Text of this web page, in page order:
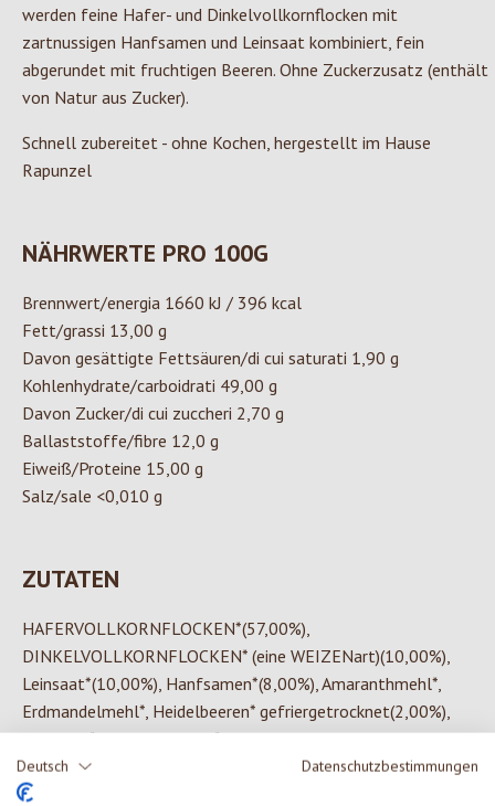
Deutsch Datenschutzbestimmungen
werden feine Hafer- und Dinkelvollkornflocken mit
zartnussigen Hanfsamen und Leinsaat kombiniert, fein
abgerundet mit fruchtigen Beeren. Ohne Zuckerzusatz (enthält
von Natur aus Zucker).
Schnell zubereitet - ohne Kochen, hergestellt im Hause
Rapunzel
NÄHRWERTE PRO 100G
Brennwert/energia 1660 kJ / 396 kcal
Fett/grassi 13,00 g
Davon gesättigte Fettsäuren/di cui saturati 1,90 g
Kohlenhydrate/carboidrati 49,00 g
Davon Zucker/di cui zuccheri 2,70 g
Ballaststoffe/fibre 12,0 g
Eiweiß/Proteine 15,00 g
Salz/sale <0,010 g
ZUTATEN
HAFERVOLLKORNFLOCKEN*(57,00%),
DINKELVOLLKORNFLOCKEN* (eine WEIZENart)(10,00%),
Leinsaat*(10,00%), Hanfsamen*(8,00%), Amaranthmehl*,
Erdmandelmehl*, Heidelbeeren* gefriergetrocknet(2,00%),
Leinmehl*, Johannisbeeren* schwarz gefriergetrocknet, Bourbon
Vanille*
*aus kontrolliert ökologischer Erzeugung